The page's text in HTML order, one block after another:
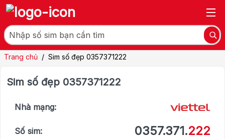
Trang chủ / Sim số đẹp 0357371222
Sim số đẹp 0357371222
Nhà mạng:
Số sim: 0357.371.222